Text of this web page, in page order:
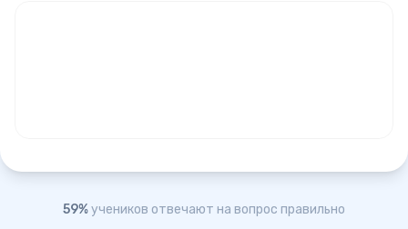
59%учеников отвечают на вопрос правильно